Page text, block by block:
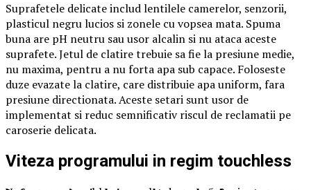
Suprafetele delicate includ lentilele camerelor, senzorii,
plasticul negru lucios si zonele cu vopsea mata. Spuma
buna are pH neutru sau usor alcalin si nu ataca aceste
suprafete. Jetul de clatire trebuie sa fie la presiune medie,
nu maxima, pentru a nu forta apa sub capace. Foloseste
duze evazate la clatire, care distribuie apa uniform, fara
presiune directionata. Aceste setari sunt usor de
implementat si reduc semnificativ riscul de reclamatii pe
caroserie delicata.
Viteza programului in regim touchless